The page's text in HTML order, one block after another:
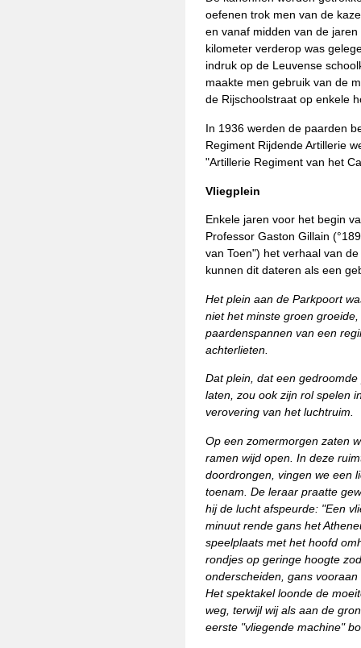
oefenen trok men van de
en vanaf midden van de
kilometer verderop was
indruk op de Leuvense
maakte men gebruik van de
de Rijschoolstraat op enkele
In 1936 werden de paarden
Regiment Rijdende Artillerie
"Artillerie Regiment van het
Vliegplein
Enkele jaren voor het begin
Professor Gaston Gillain
van Toen") het verhaal van
kunnen dit dateren als een
Het plein aan de Parkpoort
niet het minste groen
paardenspannen van een
achterlieten.
Dat plein, dat een
laten, zou ook zijn rol spelen
verovering van het luchtruim.
Op een zomermorgen zaten
ramen wijd open. In deze
doordrongen, vingen we een
toenam. De leraar praatte
hij de lucht afspeurde: "Een
minuut rende gans het
speelplaats met het hoofd
rondjes op geringe hoogte
onderscheiden, gans
Het spektakel loonde de
weg, terwijl wij als aan de
eerste "vliegende machine"